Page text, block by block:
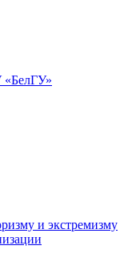
«БелГУ»
и экстремизму